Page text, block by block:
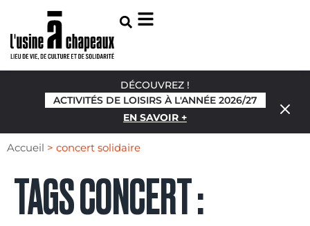
DÉCOUVREZ !
ACTIVITÉS DE LOISIRS À L'ANNÉE 2026/27
EN SAVOIR +
Accueil > concert solidaire
TAGS CONCERT :